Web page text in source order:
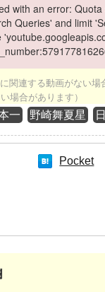
with an error:
Queries' and limit
関連する動画がない場
場合があります）
一 野崎舞夏星
Pocket